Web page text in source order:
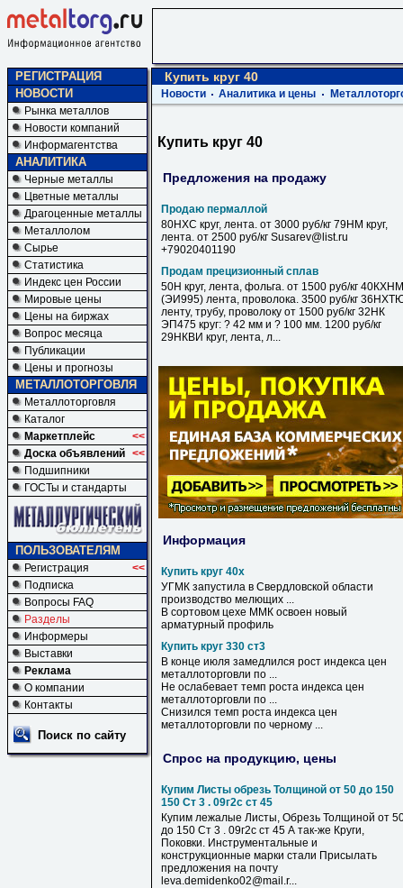
РЕГИСТРАЦИЯ
НОВОСТИ
Рынка металлов
Новости компаний
Информагентства
АНАЛИТИКА
Черные металлы
Цветные металлы
Драгоценные металлы
Металлолом
Сырье
Статистика
Индекс цен России
Мировые цены
Цены на биржах
Вопрос месяца
Публикации
Цены и прогнозы
МЕТАЛЛОТОРГОВЛЯ
Металлоторговля
Каталог
Маркетплейс
<<
Доска объявлений <<
Подшипники
ГОСТы и стандарты
ПОЛЬЗОВАТЕЛЯМ
Регистрация
<<
Подписка
Вопросы FAQ
Разделы
Информеры
Выставки
Реклама
О компании
Контакты
Поиск по сайту
Купить круг 40
Новости Аналитика и цены
Купить круг 40
Предложения на продажу
Продаю пермаллой
80НХС круг, лента. от 3000 руб/кг 79НМ круг,
лента. от 2500 руб/кг Susarev@list.ru
+79020401190
Продам прецизионный сплав
50Н круг, лента, фольга. от 1500 руб/кг 40КХНМ
(ЭИ995) лента, проволока. 3500 руб/кг
ленту, трубу, проволоку от 1500 руб/кг 32НК
ЭП475 круг: ? 42 мм и ? 100 мм. 1200 руб/кг
29НКВИ круг, лента, л...
Информация
Купить круг 40х
УГМК запустила в Свердловской области
производство мелющих ...
В сортовом цехе ММК освоен новый
арматурный профиль
Купить круг 330 ст3
В конце июля замедлился рост индекса цен
металлоторговли по ...
Не ослабевает темп роста индекса цен
металлоторговли по ...
Снизился темп роста индекса цен
металлоторговли по черному ...
Спрос на продукцию, цены
Купим Листы обрезь Толщиной от 50 до 150
150 Ст 3 . 09г2с ст 45
Купим лежалые Листы, Обрезь Толщиной от
до 150 Ст 3 . 09г2с ст 45 А так-же Круги,
Поковки. Инструментальные и
конструкционные марки стали Присылать
предложения на почту
leva.demidenko02@mail.r...